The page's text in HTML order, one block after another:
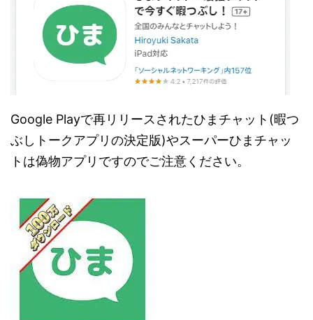
Google Playで再リリースされたひまチャット(暇つ
ぶしトークアプリの決定版)やスーパーひまチャッ
トは偽物アプリですのでご注意ください。